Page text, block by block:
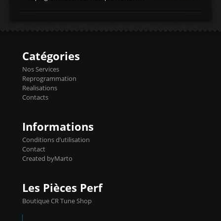
d'admissiontemp ex. pour atmo -30- 80°C
temperaturetemperature ldr moteurtemp
Injecteurs + Flashpro 1370€ TTC Le
précise et performante. Vous pourrez
basculer de la carto sans plomb à Ethanol à
l'aide du flashpro OPTION ECONOMIQUES
Reprog SP 98 sur le calculateur d'origine
450€ TTC Un gain d'environ 10cv et 15nm
Catégories
Nos Services
Reprogrammation
Realisations
Contacts
Informations
Conditions d’utilisation
Contact
Created byMarto
Les Pièces Perf
Boutique CR Tune Shop